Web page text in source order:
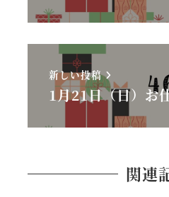
新しい投稿
1月21日（日）お
関連